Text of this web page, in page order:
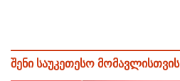
შენი საუკეთესო მომავლისთვის